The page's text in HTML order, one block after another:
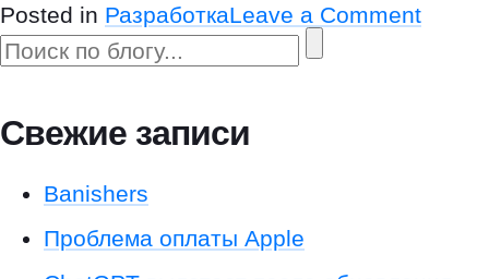
Posted in РазработкаLeave a Commento
Свежие записи
Banishers
Проблема оплаты Apple